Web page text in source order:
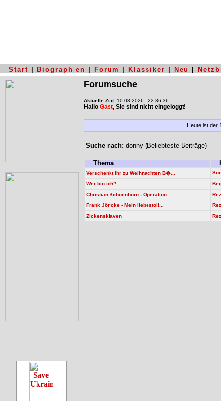
Start Biographien Forum Klassiker Neu
Forumsuche
Aktuelle Zeit: 10.08.2026 - 22:36:36
Hallo Gast, Sie sind nicht eingeloggt!
Heute ist der
Suche nach: donny (Beliebteste Beiträge)
Thema
Verschenkt ihr zu Weihnachten B�...
Wer bin ich?
Christian Schoenborn - Operation...
Frank Jöricke - Mein liebestoll...
Zickensklaven